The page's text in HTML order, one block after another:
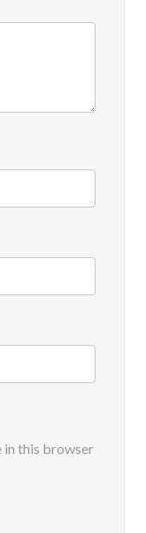
in this browser